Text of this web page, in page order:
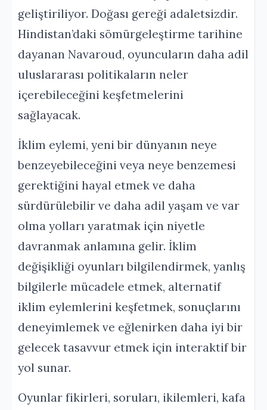
geliştiriliyor. Doğası gereği adaletsizdir.
Hindistan’daki sömürgeleştirme tarihine
dayanan Navaroud, oyuncuların daha adil
uluslararası politikaların neler
içerebileceğini keşfetmelerini
sağlayacak.
İklim eylemi, yeni bir dünyanın neye
benzeyebileceğini veya neye benzemesi
gerektiğini hayal etmek ve daha
sürdürülebilir ve daha adil yaşam ve var
olma yolları yaratmak için niyetle
davranmak anlamına gelir. İklim
değişikliği oyunları bilgilendirmek, yanlış
bilgilerle mücadele etmek, alternatif
iklim eylemlerini keşfetmek, sonuçlarını
deneyimlemek ve eğlenirken daha iyi bir
gelecek tasavvur etmek için interaktif bir
yol sunar.
Oyunlar fikirleri, soruları, ikilemleri, kafa